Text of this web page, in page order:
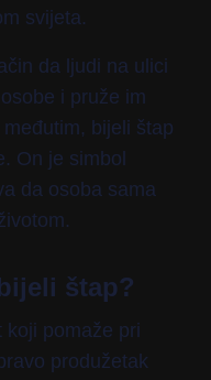
svijeta.
da ljudi na ulici
i pruže im
bijeli štap
On je simbol
da osoba sama
štap?
koji pomaže pri
produžetak